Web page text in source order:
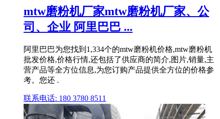
mtw磨粉机厂家mtw磨粉机厂家、公
司、企业 阿里巴巴 ...
阿里巴巴为您找到1,334个的mtw磨粉机价格,mtw磨粉机
批发价格,价格行情,还包括了供应商的简介,图片,销量,主
营产品等全方位信息,为您订购产品提供全方位的价格参
考。您还 .
联系电话: 180 3780 8511